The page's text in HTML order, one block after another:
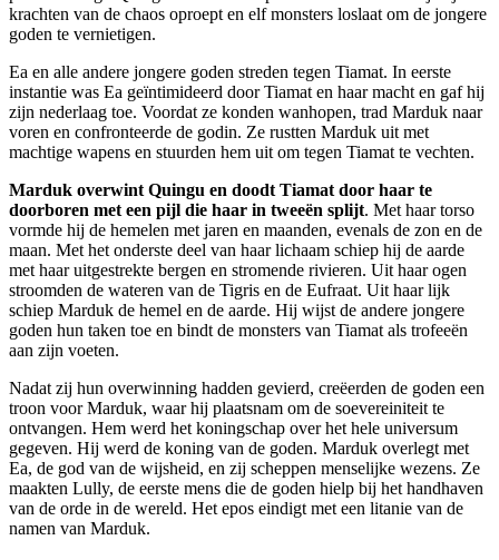
krachten van de chaos oproept en elf monsters loslaat om de jongere
goden te vernietigen.
Ea en alle andere jongere goden streden tegen Tiamat. In eerste
instantie was Ea geïntimideerd door Tiamat en haar macht en gaf hij
zijn nederlaag toe. Voordat ze konden wanhopen, trad Marduk naar
voren en confronteerde de godin. Ze rustten Marduk uit met
machtige wapens en stuurden hem uit om tegen Tiamat te vechten.
Marduk overwint Quingu en doodt Tiamat door haar te
doorboren met een pijl die haar in tweeën splijt. Met haar torso
vormde hij de hemelen met jaren en maanden, evenals de zon en de
maan. Met het onderste deel van haar lichaam schiep hij de aarde
met haar uitgestrekte bergen en stromende rivieren. Uit haar ogen
stroomden de wateren van de Tigris en de Eufraat. Uit haar lijk
schiep Marduk de hemel en de aarde. Hij wijst de andere jongere
goden hun taken toe en bindt de monsters van Tiamat als trofeeën
aan zijn voeten.
Nadat zij hun overwinning hadden gevierd, creëerden de goden een
troon voor Marduk, waar hij plaatsnam om de soevereiniteit te
ontvangen. Hem werd het koningschap over het hele universum
gegeven. Hij werd de koning van de goden. Marduk overlegt met
Ea, de god van de wijsheid, en zij scheppen menselijke wezens. Ze
maakten Lully, de eerste mens die de goden hielp bij het handhaven
van de orde in de wereld. Het epos eindigt met een litanie van de
namen van Marduk.